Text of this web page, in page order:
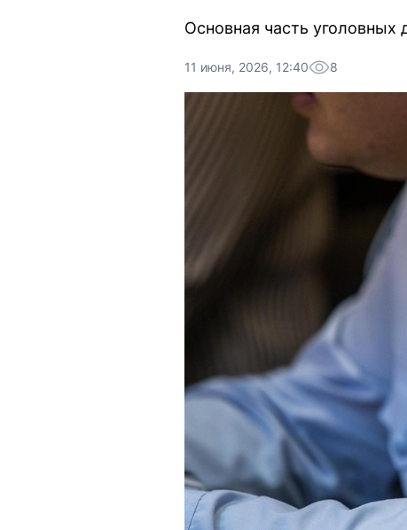
Основная часть уголовных
11 июня, 2026, 12:40 8